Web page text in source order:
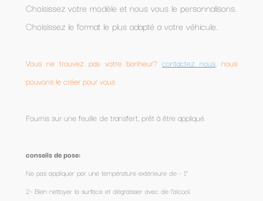
Choisissez votre modèle et nous vous le personnalisons.
Choisissez le format le plus adapté a votre véhicule.
Vous ne trouvez pas votre bonheur? contactez nous, nous
pouvons le créer pour vous
Fournis sur une feuille de transfert, prêt à être appliqué.
conseils de pose:
Ne pas appliquer par une température extérieure de - 1°
2- Bien nettoyer la surface et dégraisser avec de l’alcool.